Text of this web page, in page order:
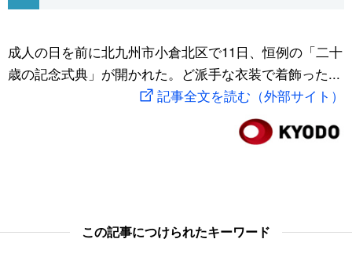
文化
動画/Live
スポーツ・東京2020
成人の日を前に北九州市小倉北区で11日、恒例の「二十
歳の記念式典」が開かれた。ど派手な衣装で着飾った...
記事全文を読む（外部サイト）
この記事につけられたキーワード